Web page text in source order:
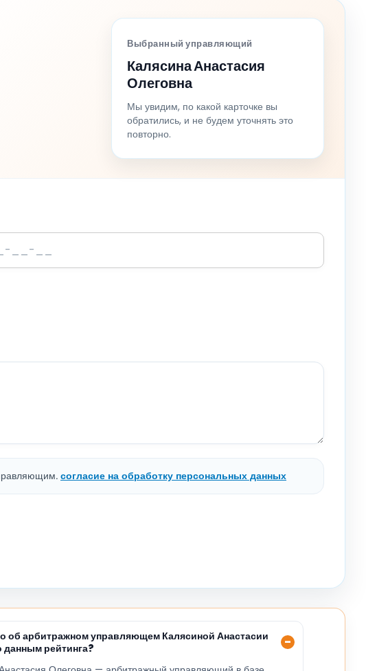
Выбранный управляющий
Калясина Анастасия
Олеговна
Мы увидим, по какой карточке вы
обратились, и не будем уточнять это
повторно.
согласие на обработку персональных данных
об арбитражном управляющем Калясиной Анастасии
данным рейтинга?